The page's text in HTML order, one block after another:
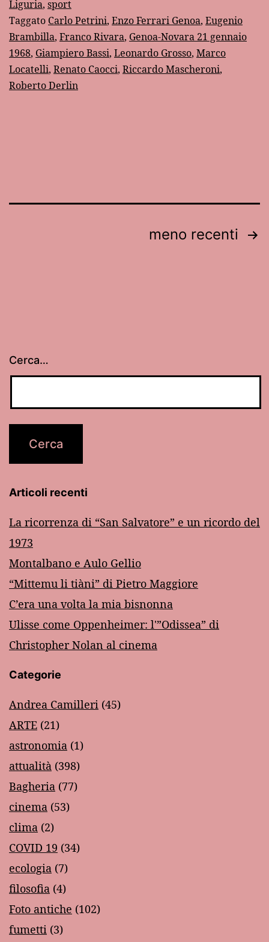
del
Genoa:
21
Liguria, sport
Taggato Carlo Petrini, Enzo Ferrari Genoa, Eugenio
Brambilla, Franco Rivara, Genoa-Novara 21 gennaio
1968, Giampiero Bassi, Leonardo Grosso, Marco
Locatelli, Renato Caocci, Riccardo Mascheroni,
Roberto Derlin
meno recenti
Cerca…
Articoli recenti
La ricorrenza di “San Salvatore” e un ricordo del
1973
Montalbano e Aulo Gellio
“Mittemu li tiàni” di Pietro Maggiore
C’era una volta la mia bisnonna
Ulisse come Oppenheimer: l'”Odissea” di
Christopher Nolan al cinema
Categorie
Andrea Camilleri (45)
ARTE (21)
astronomia (1)
attualità (398)
Bagheria (77)
cinema (53)
clima (2)
COVID 19 (34)
ecologia (7)
filosofia (4)
Foto antiche (102)
fumetti (3)